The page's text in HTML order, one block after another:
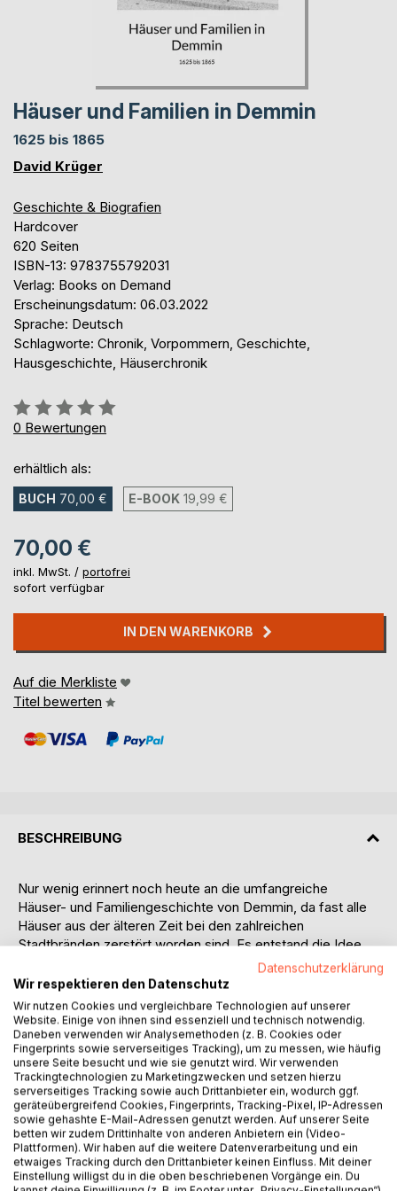
Häuser und Familien in Demmin
1625 bis 1865
David Krüger
Geschichte & Biografien
Hardcover
620 Seiten
ISBN-13: 9783755792031
Verlag: Books on Demand
Erscheinungsdatum: 06.03.2022
Sprache: Deutsch
Schlagworte: Chronik, Vorpommern, Geschichte,
Hausgeschichte, Häuserchronik
Bewertung::
0%
0 Bewertungen
erhältlich als:
BUCH 70,00 € E-BOOK 19,99 €
70,00 €
inkl. MwSt. / portofrei
sofort verfügbar
IN DEN WARENKORB
Auf die Merkliste
Titel bewerten
BESCHREIBUNG
Nur wenig erinnert noch heute an die umfangreiche
Häuser- und Familiengeschichte von Demmin, da fast alle
Häuser aus der älteren Zeit bei den zahlreichen
Stadtbränden zerstört worden sind. Es entstand die Idee,
ein Häuserverzeichnis von Demmin anzulegen, um auch
mehr über die Familien zu erfahren, die einst in Demmin
lebten. Nicht nur die Lebensdaten der einzelnen Personen
sind für die Familienforschung interessant, sondern auch
alle Informationen, die man über die Häuser
zusammentragen kann. Dieser Bereich der Ortsforschung
wurde bislang nur wenig in den Stadtchroniken von Demmin
behandelt.
Als Hauptquelle für die nachfolgende Publikation dienen die
6 Hypothekenbücher der Stadt Demmin aus der Zeit um
1770–1865 (mit einzelnen Nachträgen bis 1866) und
verschiedene Akten aus dem Landesarchiv Greifswald und
Datenschutzerklärung
Wir respektieren den Datenschutz
Wir nutzen Cookies und vergleichbare Technologien auf unserer
Website. Einige von ihnen sind essenziell und technisch notwendig.
Daneben verwenden wir Analysemethoden (z. B. Cookies oder
Fingerprints sowie serverseitiges Tracking), um zu messen, wie häufig
unsere Seite besucht und wie sie genutzt wird. Wir verwenden
Trackingtechnologien zu Marketingzwecken und setzen hierzu
serverseitiges Tracking sowie auch Drittanbieter ein, wodurch ggf.
geräteübergreifend Cookies, Fingerprints, Tracking-Pixel, IP-Adressen
sowie gehashte E-Mail-Adressen genutzt werden. Auf unserer Seite
betten wir zudem Drittinhalte von anderen Anbietern ein (Video-
Plattformen). Wir haben auf die weitere Datenverarbeitung und ein
etwaiges Tracking durch den Drittanbieter keinen Einfluss. Mit deiner
Einstellung willigst du in die oben beschriebenen Vorgänge ein. Du